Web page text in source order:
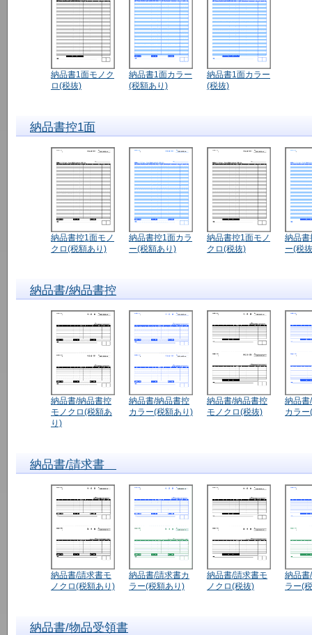
納品書1面モノク
ロ(税抜)
納品書1面カラー
(税額あり)
納品書1面カラー
(税抜)
納品書控1面
納品書控1面モノ
クロ(税額あり)
納品書控1面カラ
ー(税額あり)
納品書控1面モノ
クロ(税抜)
納品書
ー(税
納品書/納品書控
納品書/納品書控
モノクロ(税額あ
り)
納品書/納品書控
カラー(税額あり)
納品書/納品書控
モノクロ(税抜)
納品書
カラ
納品書/請求書
納品書/請求書モ
ノクロ(税額あり)
納品書/請求書カ
ラー(税額あり)
納品書/請求書モ
ノクロ(税抜)
納品書
ラー(
納品書/物品受領書